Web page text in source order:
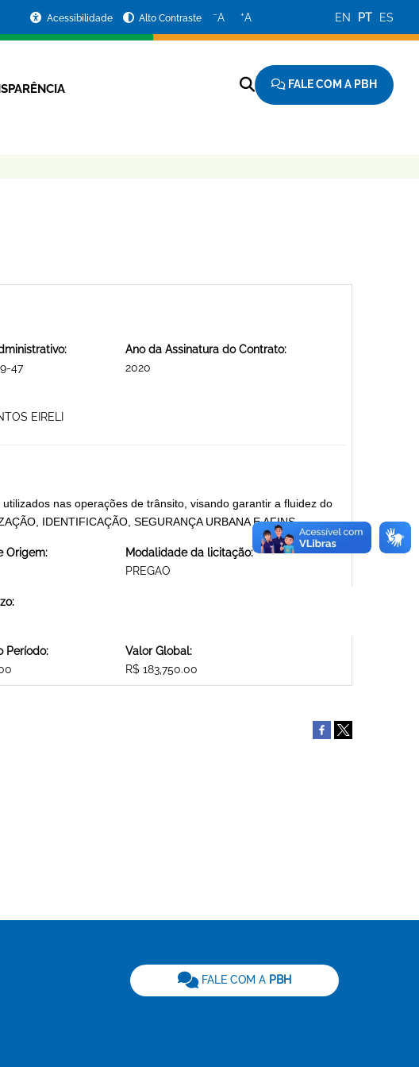
Acessibilidade Alto Contraste −A +A EN PT ES
FALE COM A PBH
47
Ano da Assinatura do Contrato:
2020
EIRELI
nas operações de trânsito, visando garantir a fluidez do
IDENTIFICAÇÃO, SEGURANÇA URBANA E AFINS
Origem:
Modalidade da licitação:
PREGAO
Período:
Valor Global:
R$ 183,750.00
FALE COM A PBH